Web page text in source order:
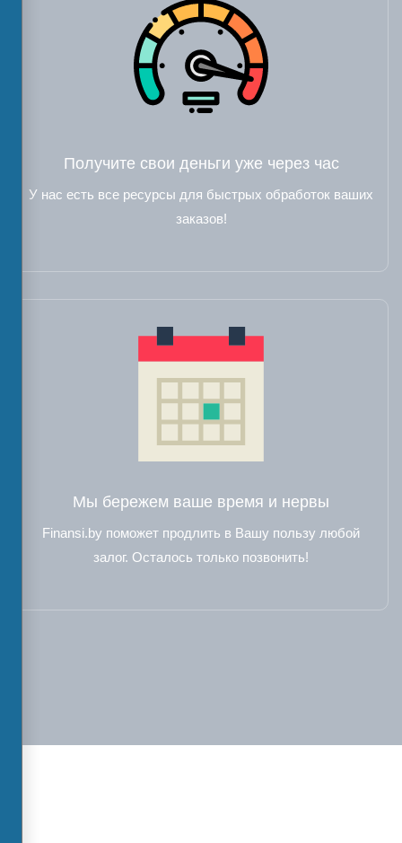
Получите свои деньги уже через час
У нас есть все ресурсы для быстрых обработок ваших
заказов!
Мы бережем ваше время и нервы
Finansi.by поможет продлить в Вашу пользу любой
залог. Осталось только позвонить!